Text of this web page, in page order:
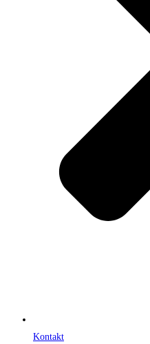
Kontakt